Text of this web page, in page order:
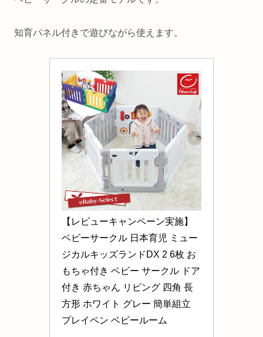
知育パネル付きで遊びながら使えます。
【レビューキャンペーン実施】
ベビーサークル 日本育児 ミュー
ジカルキッズランドDX 2 6枚 お
もちゃ付き ベビー サークル ドア
付き 赤ちゃん リビング 四角 長
方形 ホワイト グレー 簡単組立
プレイペン ベビールーム